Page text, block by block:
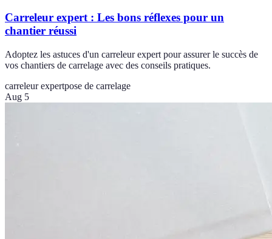
Carreleur expert : Les bons réflexes pour un
chantier réussi
Adoptez les astuces d'un carreleur expert pour assurer le succès de
vos chantiers de carrelage avec des conseils pratiques.
carreleur expertpose de carrelage
Aug 5